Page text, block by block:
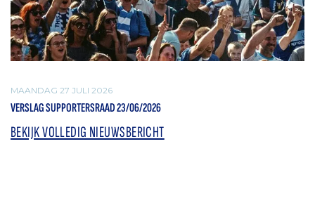
MAANDAG 27 JULI 2026
VERSLAG SUPPORTERSRAAD 23/06/2026
BEKIJK VOLLEDIG NIEUWSBERICHT